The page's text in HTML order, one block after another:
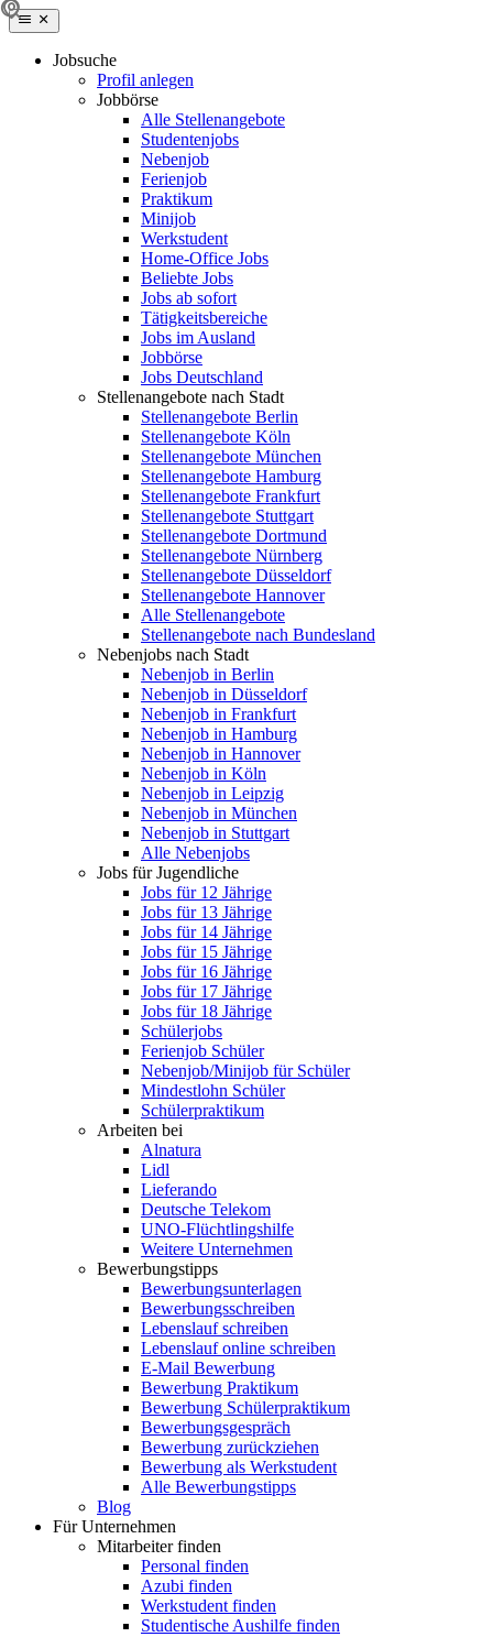
Jobsuche
Profil anlegen
Jobbörse
Alle Stellenangebote
Studentenjobs
Nebenjob
Ferienjob
Praktikum
Minijob
Werkstudent
Home-Office Jobs
Beliebte Jobs
Jobs ab sofort
Tätigkeitsbereiche
Jobs im Ausland
Jobbörse
Jobs Deutschland
Stellenangebote nach Stadt
Stellenangebote Berlin
Stellenangebote Köln
Stellenangebote München
Stellenangebote Hamburg
Stellenangebote Frankfurt
Stellenangebote Stuttgart
Stellenangebote Dortmund
Stellenangebote Nürnberg
Stellenangebote Düsseldorf
Stellenangebote Hannover
Alle Stellenangebote
Stellenangebote nach Bundesland
Nebenjobs nach Stadt
Nebenjob in Berlin
Nebenjob in Düsseldorf
Nebenjob in Frankfurt
Nebenjob in Hamburg
Nebenjob in Hannover
Nebenjob in Köln
Nebenjob in Leipzig
Nebenjob in München
Nebenjob in Stuttgart
Alle Nebenjobs
Jobs für Jugendliche
Jobs für 12 Jährige
Jobs für 13 Jährige
Jobs für 14 Jährige
Jobs für 15 Jährige
Jobs für 16 Jährige
Jobs für 17 Jährige
Jobs für 18 Jährige
Schülerjobs
Ferienjob Schüler
Nebenjob/Minijob für Schüler
Mindestlohn Schüler
Schülerpraktikum
Arbeiten bei
Alnatura
Lidl
Lieferando
Deutsche Telekom
UNO-Flüchtlingshilfe
Weitere Unternehmen
Bewerbungstipps
Bewerbungsunterlagen
Bewerbungsschreiben
Lebenslauf schreiben
Lebenslauf online schreiben
E-Mail Bewerbung
Bewerbung Praktikum
Bewerbung Schülerpraktikum
Bewerbungsgespräch
Bewerbung zurückziehen
Bewerbung als Werkstudent
Alle Bewerbungstipps
Blog
Für Unternehmen
Mitarbeiter finden
Personal finden
Azubi finden
Werkstudent finden
Studentische Aushilfe finden